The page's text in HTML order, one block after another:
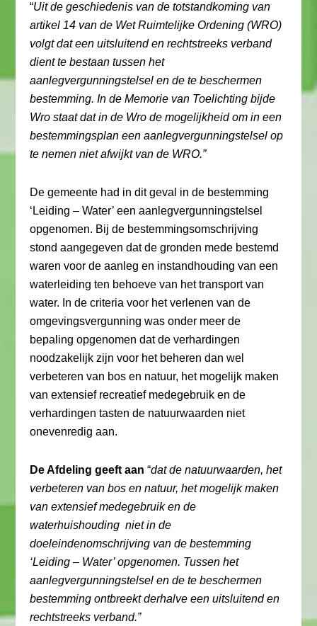
“Uit de geschiedenis van de totstandkoming van
artikel 14 van de Wet Ruimtelijke Ordening (WRO)
volgt dat een uitsluitend en rechtstreeks verband
dient te bestaan tussen het
aanlegvergunningstelsel en de te beschermen
bestemming. In de Memorie van Toelichting bijde
Wro staat dat in de Wro de mogelijkheid om in een
bestemmingsplan een aanlegvergunningstelsel op
te nemen niet afwijkt van de WRO.”
De gemeente had in dit geval in de bestemming
‘Leiding – Water’ een aanlegvergunningstelsel
opgenomen. Bij de bestemmingsomschrijving
stond aangegeven dat de gronden mede bestemd
waren voor de aanleg en instandhouding van een
waterleiding ten behoeve van het transport van
water. In de criteria voor het verlenen van de
omgevingsvergunning was onder meer de
bepaling opgenomen dat de verhardingen
noodzakelijk zijn voor het beheren dan wel
verbeteren van bos en natuur, het mogelijk maken
van extensief recreatief medegebruik en de
verhardingen tasten de natuurwaarden niet
onevenredig aan.
De Afdeling geeft aan “dat de natuurwaarden, het
verbeteren van bos en natuur, het mogelijk maken
van extensief medegebruik en de
waterhuishouding niet in de
doeleindenomschrijving van de bestemming
‘Leiding – Water’ opgenomen. Tussen het
aanlegvergunningstelsel en de te beschermen
bestemming ontbreekt derhalve een uitsluitend en
rechtstreeks verband.”